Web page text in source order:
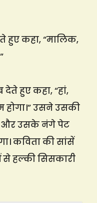
कहा, “मालिक,
हुए कहा, “हां,
उसने उसकी
और उसके नंगे पेट
कविता की सांसें
हल्की सिसकारी